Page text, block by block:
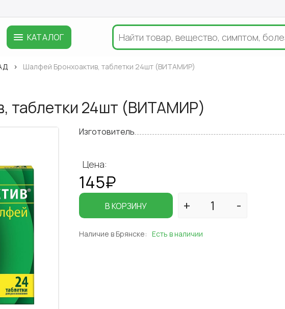
КАТАЛОГ
Шалфей Бронхоактив, таблетки 24шт (ВИТАМИР)
таблетки 24шт (ВИТАМИР)
Изготовитель
Цена:
145₽
В КОРЗИНУ
Наличие в Брянске: Есть в наличии